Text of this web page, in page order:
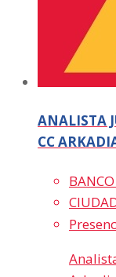
ANALISTA
CC